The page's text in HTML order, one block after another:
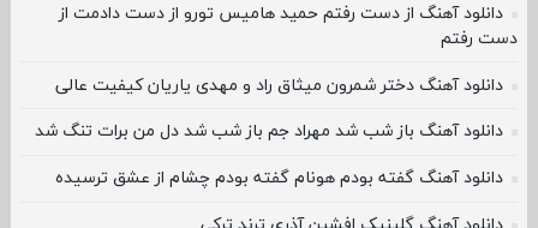
دانلود آهنگ از دست رفتم حمید هامیس ﺗﻮرو از دﺳﺖ دادﻣﺖ از
دﺳﺖ رﻓﺘﻢ
دانلود آهنگ دختر شمرون میثاق راد و مهدی یاریان کیفیت عالی
دانلود آهنگ باز شب شد مهراد جم باز شب شد دل من برات تنگ شد
دانلود آهنگ گفته بودم هونام گفته بودم چشام از عشق ترسیده